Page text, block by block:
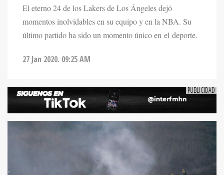
El eterno 24 de los Lakers de Los Ángeles dejó
momentos inolvidables en su equipo y en la NBA. Su
último partido ha sido un momento único en el deporte.
27 Jan 2020. 09:25 AM